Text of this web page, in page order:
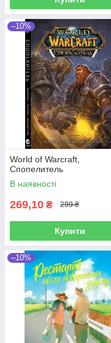
–10%
World of Warcraft,
Cпопелитель
В наявності
269,10 ₴ 299 ₴
Купити
–10%